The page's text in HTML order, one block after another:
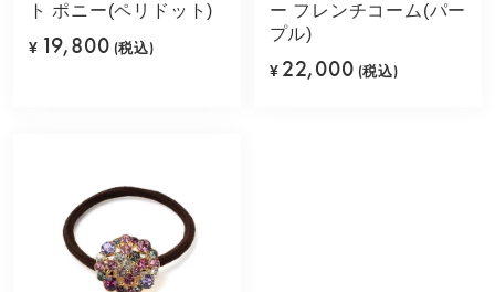
ト ポニー(ペリドット)
¥ 19,800 (税込)
ー フレンチコーム(パー
プル)
¥ 22,000 (税込)